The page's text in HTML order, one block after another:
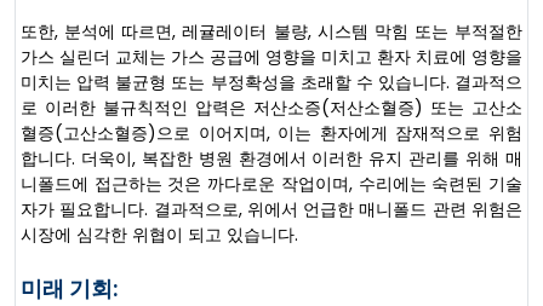
또한, 분석에 따르면, 레귤레이터 불량, 시스템 막힘 또는 부적절한
가스 실린더 교체는 가스 공급에 영향을 미치고 환자 치료에 영향을
미치는 압력 불균형 또는 부정확성을 초래할 수 있습니다. 결과적으
로 이러한 불규칙적인 압력은 저산소증(저산소혈증) 또는 고산소
혈증(고산소혈증)으로 이어지며, 이는 환자에게 잠재적으로 위험
합니다. 더욱이, 복잡한 병원 환경에서 이러한 유지 관리를 위해 매
니폴드에 접근하는 것은 까다로운 작업이며, 수리에는 숙련된 기술
자가 필요합니다. 결과적으로, 위에서 언급한 매니폴드 관련 위험은
시장에 심각한 위협이 되고 있습니다.
미래 기회: